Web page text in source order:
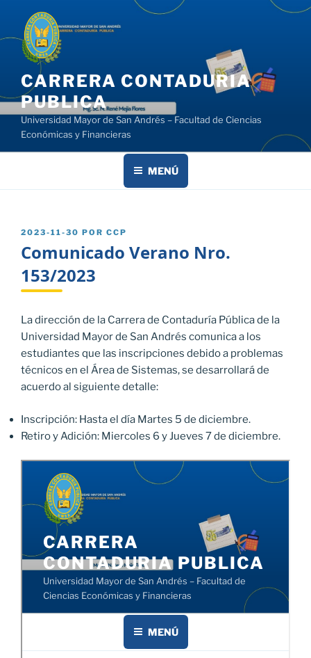
contenido
CARRERA CONTADURIA
PUBLICA
Universidad Mayor de San Andrés – Facultad de Ciencias
Económicas y Financieras
MENÚ
PUBLICADO
2023-11-30 POR CCP
Comunicado Verano Nro.
153/2023
La dirección de la Carrera de Contaduría Pública de la
Universidad Mayor de San Andrés comunica a los
estudiantes que las inscripciones debido a problemas
técnicos en el Área de Sistemas, se desarrollará de
acuerdo al siguiente detalle:
Inscripción: Hasta el día Martes 5 de diciembre.
Retiro y Adición: Miercoles 6 y Jueves 7 de diciembre.